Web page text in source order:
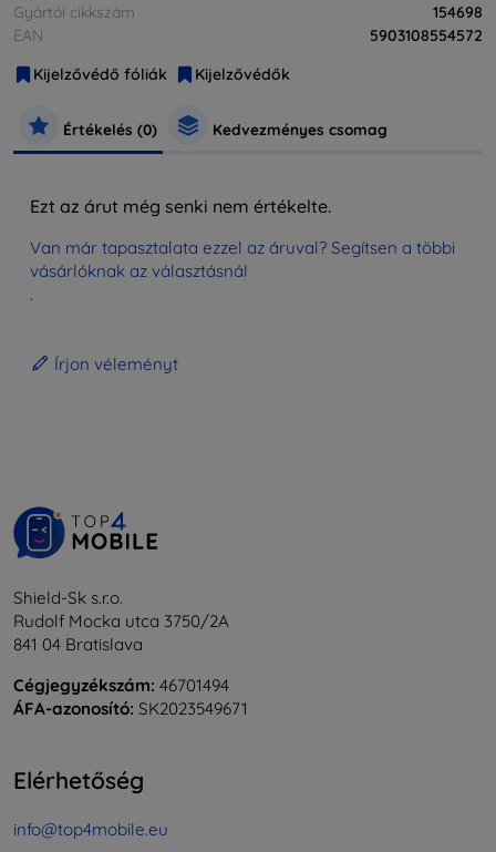
Gyártói cikkszám
154698
EAN
5903108554572
Kijelzővédő fóliák
Kijelzővédők
Értékelés (0) Kedvezményes csomag
Ezt az árut még senki nem értékelte.
Van már tapasztalata ezzel az áruval? Segítsen a többi
vásárlóknak az választásnál
.
Írjon véleményt
Shield-Sk s.r.o.
Rudolf Mocka utca 3750/2A
841 04 Bratislava
Cégjegyzékszám: 46701494
ÁFA-azonosító: SK2023549671
Elérhetőség
info@top4mobile.eu